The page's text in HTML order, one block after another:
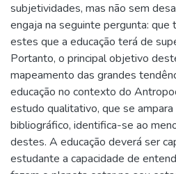
subjetividades, mas não sem
engaja na seguinte pergunta:
estes que a educação terá de
Portanto, o principal objetivo
mapeamento das grandes
educação no contexto do
estudo qualitativo, que se
bibliográfico, identifica-se ao
destes. A educação deverá ser
estudante a capacidade de